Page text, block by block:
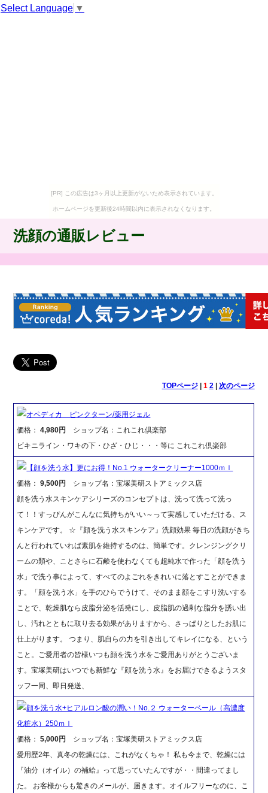
Select Language ▼
[PR] この広告は3ヶ月以上更新がないため表示されています。
ホームページを更新後24時間以内に表示されなくなります。
洗顔の通販レビュー
TOPページ| 1 2| 次のページ
オペディカ ピンクターン/薬用ジェル
価格：4,980円
ショップ名：これこれ倶楽部
ビキニライン・ワキの下・ひざ・ひじ・・・等に これこれ倶楽部
【顔を洗う水】更にお得！No.1 ウォータークリーナー1000ｍｌ
価格：9,500円
ショップ名：宝塚美研ストアミックス店
顔を洗う水スキンケアシリーズのコンセプトは、洗って洗って洗っ
て！！すっぴんがこんなに気持ちがいい～って実感していただける、ス
キンケアです。 ☆『顔を洗う水スキンケア』洗顔効果 毎日の洗顔がきち
んと行われていれば素肌を維持するのは、簡単です。クレンジングクリ
ームの類や、ことさらに石鹸を使わなくても超純水で作った「顔を洗う
水」で洗う事によって、すべてのよごれをきれいに落とすことができま
す。「顔を洗う水」を手のひらでうけて、そのまま顔をこすり洗いする
ことで、乾燥肌なら皮脂分泌を活発にし、皮脂肌の過剰な脂分を誘い出
し、汚れとともに取り去る効果がありますから、さっぱりとしたお肌に
仕上がります。 つまり、肌自らの力を引き出してキレイになる、という
こと。ご愛用者の皆様いつも顔を洗う水をご愛用ありがとうございま
す。宝塚美研はいつでも新鮮な『顔を洗う水』をお届けできるようスタ
ッフ一同、即日発送、
顔を洗う水+ヒアルロン酸の潤い！No.２ ウォーターベール（高濃度
化粧水）250ｍｌ
価格：5,000円
ショップ名：宝塚美研ストアミックス店
愛用歴2年、真冬の乾燥には、これがなくちゃ！ 私も今まで、乾燥には
『油分（オイル）の補給』って思っていたんですが・・間違ってまし
た。 お客様からも驚きのメールが、届きます。オイルフリーなのに、こ